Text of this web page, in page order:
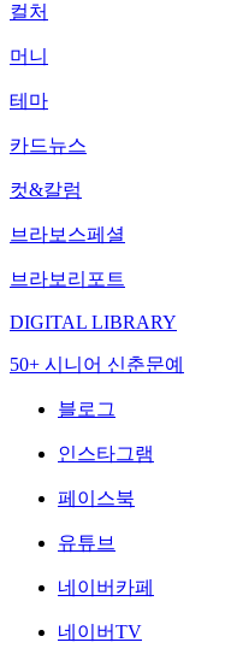
컬처
머니
테마
카드뉴스
컷&칼럼
브라보스페셜
브라보리포트
DIGITAL LIBRARY
50+ 시니어 신춘문예
블로그
인스타그램
페이스북
유튜브
네이버카페
네이버TV